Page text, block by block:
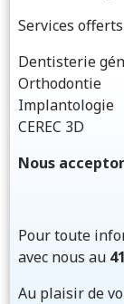
Services offerts
Dentisterie
Orthodontie
Implantologie
CEREC 3D
Nous
Pour toute
avec nous au
Au plaisir de